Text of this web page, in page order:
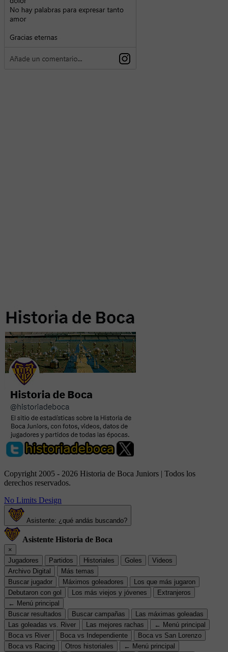
Copyright 2005 - 2026 Historia de Boca Juniors | Todos los
derechos reservados.
No Limits Design
Asistente: ¿qué andás buscando?
Asistente Historia de Boca
×
Jugadores
Partidos Historiales Goles
Videos
Archivo Digital
Más temas
Buscar jugador
Máximos goleadores
Los que más jugaron
Debutaron con gol
Los más viejos y jóvenes
Extranjeros
← Menú principal
Buscar resultados
Buscar campañas
Las máximas goleadas
Las goleadas vs. River
Las mejores rachas
← Menú principal
Boca vs River
Boca vs Independiente
Boca vs San Lorenzo
Boca vs Racing
Otros historiales
← Menú principal